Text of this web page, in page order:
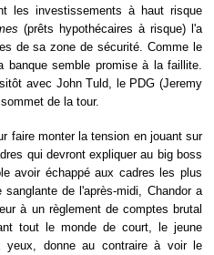
les investissements à haut risque
(prêts hypothécaires à risque) l'a
de sa zone de sécurité. Comme le
semble promise à la faillite.
avec John Tuld, le PDG (Jeremy
de la tour.
faire monter la tension en jouant sur
qui devront expliquer au big boss
avoir échappé aux cadres les plus
de l'après-midi, Chandor a
à un règlement de comptes brutal
tout le monde de court, le jeune
yeux, donne au contraire à voir le